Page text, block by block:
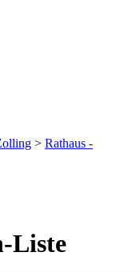
> Rathaus -
Liste